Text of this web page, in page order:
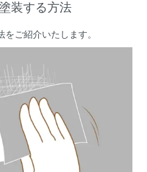
装する方法
ご紹介いたします。